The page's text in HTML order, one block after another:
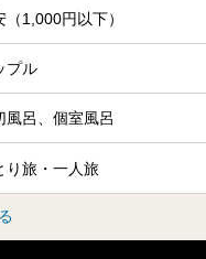
（1,000円以下）
プル
風呂、個室風呂
り旅・一人旅